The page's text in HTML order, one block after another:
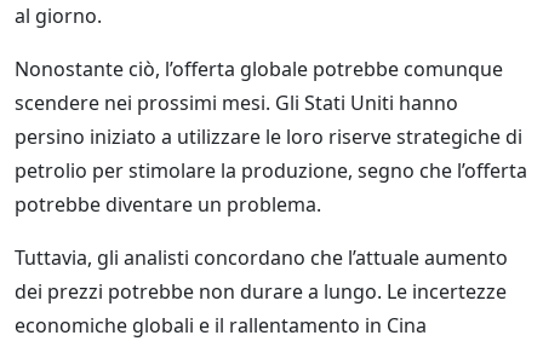
al giorno.
Nonostante ciò, l’offerta globale potrebbe comunque
scendere nei prossimi mesi. Gli Stati Uniti hanno
persino iniziato a utilizzare le loro riserve strategiche di
petrolio per stimolare la produzione, segno che l’offerta
potrebbe diventare un problema.
Tuttavia, gli analisti concordano che l’attuale aumento
dei prezzi potrebbe non durare a lungo. Le incertezze
economiche globali e il rallentamento in Cina